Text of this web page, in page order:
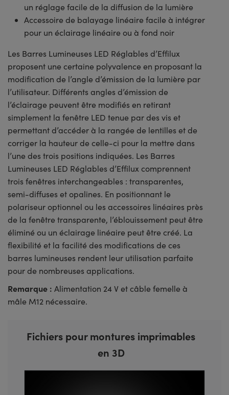
un réglage facile de la diffusion de la lumière
Accessoire de balayage linéaire facile à intégrer
pour un éclairage linéaire ou à fond noir
Les Barres Lumineuses LED Réglables d’Effilux
proposent une certaine polyvalence en proposant la
modification de l’angle d’émission de la lumière par
l’utilisateur. Différents angles d’émission de
l’éclairage peuvent être modifiés en retirant
simplement la fenêtre LED tenue par des vis et
permettant d’accéder à la rangée de lentilles et de
corriger la hauteur de celle-ci pour la mettre dans
l’une des trois positions indiquées. Les Barres
Lumineuses LED Réglables d’Effilux comprennent
trois fenêtres interchangeables : transparentes,
semi-diffuses et opalines. En positionnant le
polariseur optionnel ou les accessoires linéaires près
de la fenêtre transparente, l’éblouissement peut être
éliminé ou un éclairage linéaire peut être créé. La
flexibilité et la facilité des modifications de ces
barres lumineuses rendent leur utilisation parfaite
pour de nombreuses applications.
Remarque : Alimentation 24 V et câble femelle à
mâle M12 nécessaire.
Fichiers pour montures imprimables
en 3D